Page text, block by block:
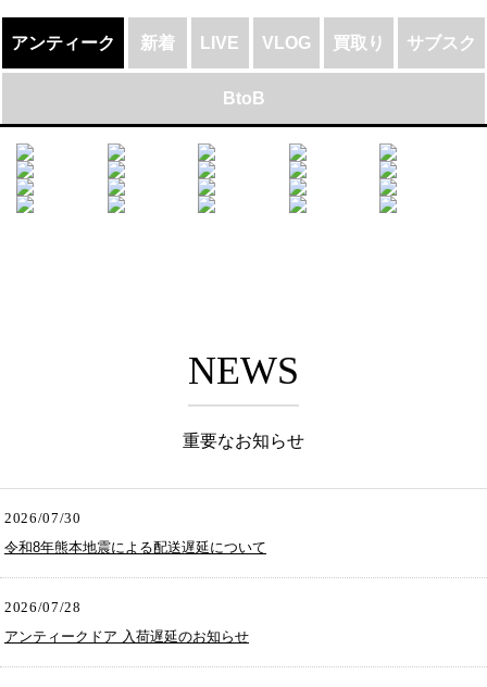
アンティーク 新着 LIVE VLOG 買取り サブスク
BtoB
NEWS
重要なお知らせ
2026/07/30
令和8年熊本地震による配送遅延について
2026/07/28
アンティークドア 入荷遅延のお知らせ